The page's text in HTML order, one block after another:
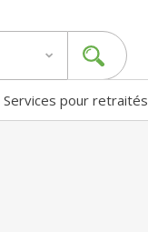
Services pour retraités